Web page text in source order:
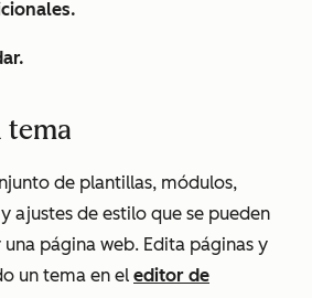
.
tema
de plantillas, módulos,
ajustes de estilo que se pueden
página web. Edita páginas y
un tema en el editor de